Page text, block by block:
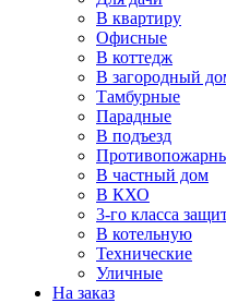
В квартиру
Офисные
В коттедж
В загородный
Тамбурные
Парадные
В подъезд
В частный дом
В КХО
3-го класса
В котельную
Технические
Уличные
На заказ